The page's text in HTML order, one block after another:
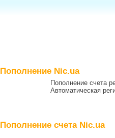
Пополнение Nic.ua
Пополнение счета
Автоматическая
Пополнение счета Nic.ua